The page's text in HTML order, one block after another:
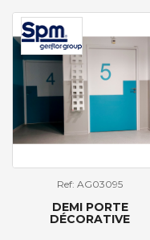
Ref: AG03095
DEMI PORTE
DÉCORATIVE